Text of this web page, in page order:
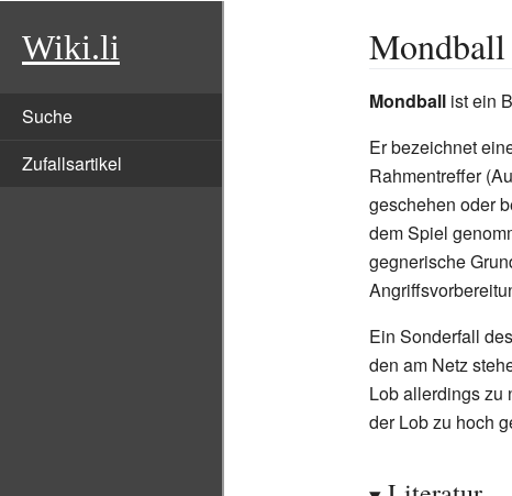
Wiki.li
Suche
Zufallsartikel
Mondball
Mondball ist ein
Er bezeichnet
Rahmentreffer
geschehen oder
dem Spiel
gegnerische
Ein Sonderfall
den am Netz
Lob allerdings zu
der Lob zu hoch